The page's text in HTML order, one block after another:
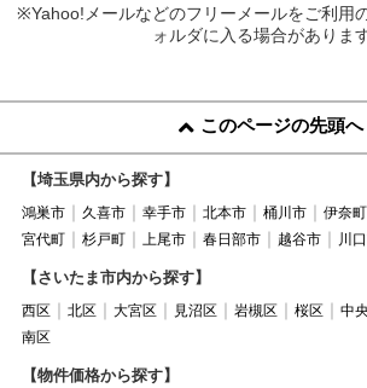
※Yahoo!メールなどのフリーメールをご利用
ォルダに入る場合があります
このページの先頭へ
【埼玉県内から探す】
鴻巣市 久喜市 幸手市 北本市 桶川市 伊奈町
宮代町
杉戸町 上尾市 春日部市 越谷市 川
【さいたま市内から探す】
西区 北区 大宮区 見沼区 岩槻区 桜区 中
南区
【物件価格から探す】